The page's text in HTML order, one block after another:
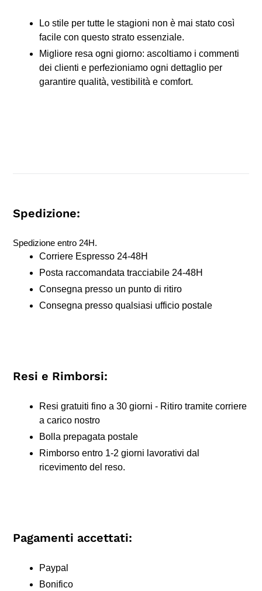
Lo stile per tutte le stagioni non è mai stato così
facile con questo strato essenziale.
Migliore resa ogni giorno: ascoltiamo i commenti
dei clienti e perfezioniamo ogni dettaglio per
garantire qualità, vestibilità e comfort.
Spedizione:
Spedizione entro 24H.
Corriere Espresso 24-48H
Posta raccomandata tracciabile 24-48H
Consegna presso un punto di ritiro
Consegna presso qualsiasi ufficio postale
Resi e Rimborsi:
Resi gratuiti fino a 30 giorni - Ritiro tramite corriere
a carico nostro
Bolla prepagata postale
Rimborso entro 1-2 giorni lavorativi dal
ricevimento del reso.
Pagamenti accettati:
Paypal
Bonifico